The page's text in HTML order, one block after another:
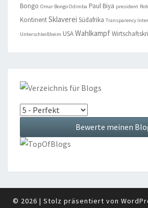
Bongo Omar Bongo Odimba Paul Biya president
KontinentSklaverei Südafrika Transparency
Unterschleißheim USAWahlkampf
© 2026 | Stolz präsentiert von